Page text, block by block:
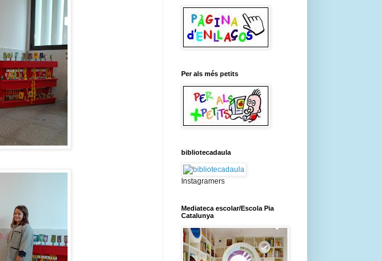
Per als més petits
bibliotecadaula
Instagramers
Mediateca escolar/Escola Pia
Catalunya